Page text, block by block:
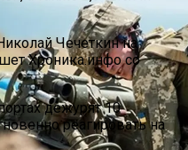
Чечеткин на
Хроника.инфо со
дежурят 10
реагировать на